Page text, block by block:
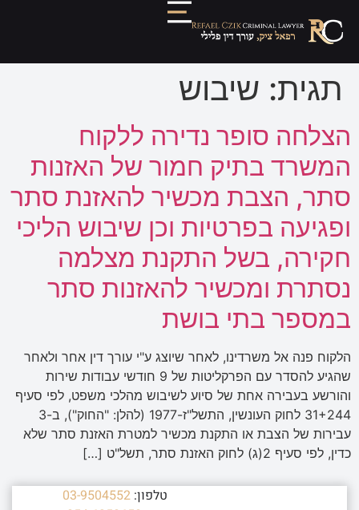
תגית: שיבוש
הצלחה סופר נדירה ללקוח
המשרד בתיק חמור של האזנות
סתר, הצבת מכשיר להאזנת סתר
ופגיעה בפרטיות וכן שיבוש הליכי
חקירה, בשל התקנת מצלמה
נסתרת ומכשיר להאזנות סתר
במספר בתי בושת
הלקוח פנה אל משרדינו, לאחר שיוצג ע"י עורך דין אחר ולאחר
שהגיע להסדר עם הפרקליטות של 9 חודשי עבודות שירות
והורשע בעבירה אחת של סיוע לשיבוש מהלכי משפט, לפי סעיף
31+244 לחוק העונשין, התשל"ז-1977 (להלן: "החוק"), ב-3
עבירות של הצבת או התקנת מכשיר למטרת האזנת סתר שלא
כדין, לפי סעיף 2(ג) לחוק האזנת סתר, תשל"ט […]
טלפון: 03-9504552